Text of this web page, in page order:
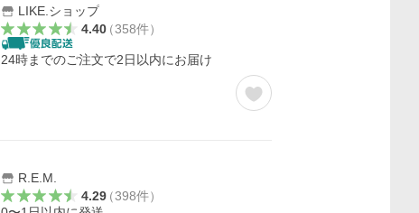
LIKE.ショップ
4.40（358件）
24時までのご注文で2日以内にお届け
R.E.M.
4.29（398件）